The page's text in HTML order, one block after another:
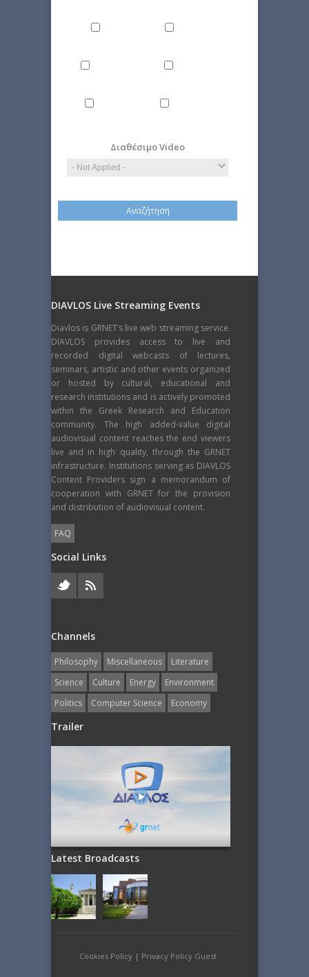
Διαθέσιμο Video
DIAVLOS Live Streaming Events
Diavlos is GRNET’s live web streaming service.
DIAVLOS provides access to live and
recorded digital webcasts of lectures,
seminars, artistic and other events organized
or hosted by cultural, educational and
research institutions and is actively promoted
within the Greek Research and Education
community. The high added-value digital
audiovisual content reaches the end viewers
live and in high quality, through the GRNET
infrastructure. Institutions serving as DIAVLOS
Content Providers sign a memorandum of
cooperation with GRNET for the provision
and distribution of audiovisual content.
FAQ
Social Links
Channels
Philosophy Miscellaneous
Literature
Science
Culture Energy
Εnvironment
Politics
Computer Science Economy
Trailer
Latest Broadcasts
Cookies Policy| Privacy Policy Guest